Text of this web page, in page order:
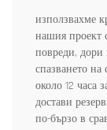
използвахме
нашия проект
повреди,
спазването
около 12 часа
достави
по-бързо в